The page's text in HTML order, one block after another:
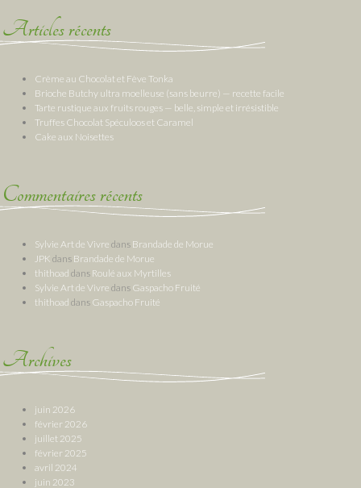
Articles récents
Crème au Chocolat et Fève Tonka
Brioche Butchy ultra moelleuse (sans beurre) — recette facile
Tarte rustique aux fruits rouges — belle, simple et irrésistible
Truffes Chocolat Spéculoos et Caramel
Cake aux Noisettes
Commentaires récents
Sylvie Art de Vivre dans Brandade de Morue
JPK dans Brandade de Morue
thithoad dans Roulé aux Myrtilles
Sylvie Art de Vivre dans Gaspacho Fruité
thithoad dans Gaspacho Fruité
Archives
juin 2026
février 2026
juillet 2025
février 2025
avril 2024
juin 2023